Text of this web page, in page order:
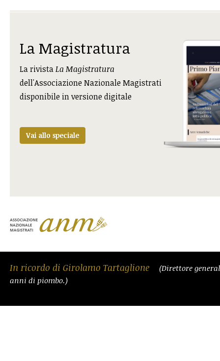
La Magistratura
La rivistaLa Magistratura
dell'Associazione Nazionale Magistrati
disponibile in versione digitale
Vai allo speciale
In ricordo di Girolamo Tartaglione
(Direttore
anni di piombo.)